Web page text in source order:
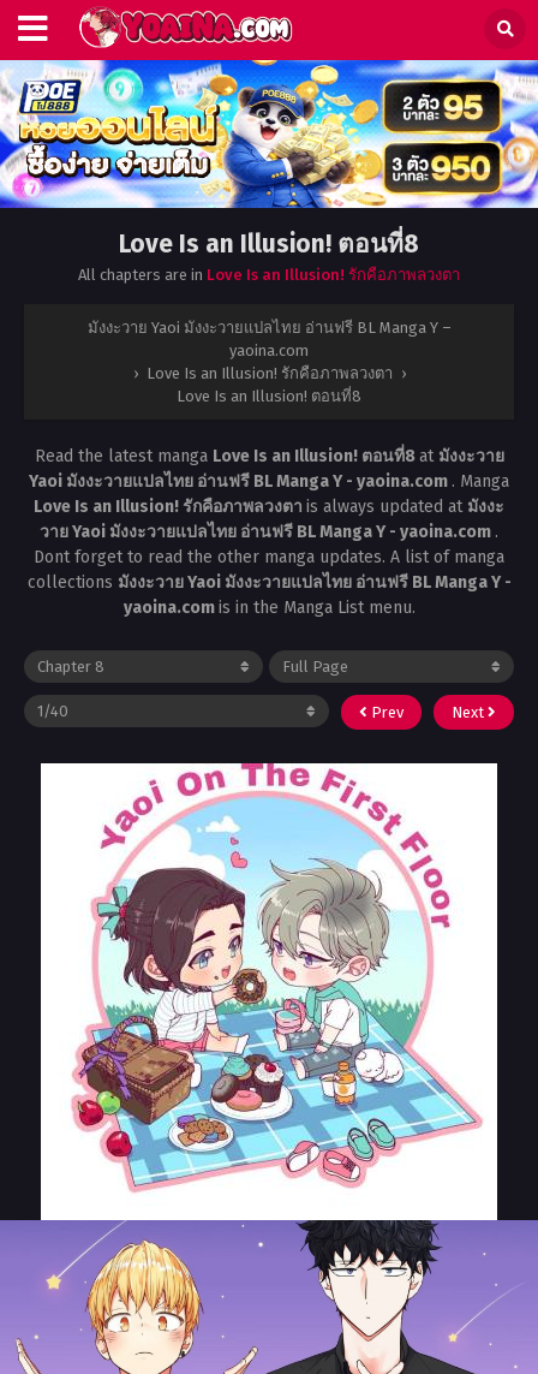
Love Is an Illusion! ตอนที่8
All chapters are in Love Is an Illusion! รักคือภาพลวงตา
มังงะวาย Yaoi มังงะวายแปลไทย อ่านฟรี BL Manga Y –
yaoina.com
› Love Is an Illusion! รักคือภาพลวงตา ›
Love Is an Illusion! ตอนที่8
Read the latest manga Love Is an Illusion! ตอนที่8at มังงะวาย
Yaoi มังงะวายแปลไทย อ่านฟรี BL Manga Y - yaoina.com . Manga
Love Is an Illusion! รักคือภาพลวงตา is always updated at มังงะ
วาย Yaoi มังงะวายแปลไทย อ่านฟรี BL Manga Y - yaoina.com .
Dont forget to read the other manga updates. A list of manga
collections มังงะวาย Yaoi มังงะวายแปลไทย อ่านฟรี BL Manga Y -
yaoina.comis in the Manga List menu.
Prev Next